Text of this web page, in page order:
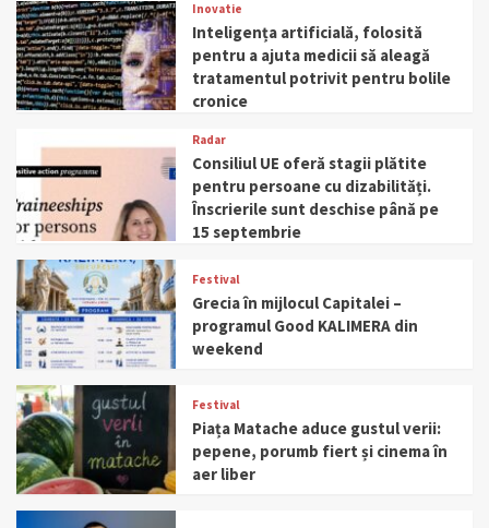
Inovatie
Inteligența artificială, folosită
pentru a ajuta medicii să aleagă
tratamentul potrivit pentru bolile
cronice
Radar
Consiliul UE oferă stagii plătite
pentru persoane cu dizabilități.
Înscrierile sunt deschise până pe
15 septembrie
Festival
Grecia în mijlocul Capitalei –
programul Good KALIMERA din
weekend
Festival
Piața Matache aduce gustul verii:
pepene, porumb fiert și cinema în
aer liber